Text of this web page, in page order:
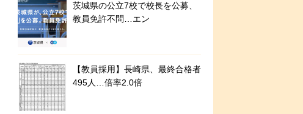
茨城県の公立7校で校長を公募、
教員免許不問…エン
【教員採用】長崎県、最終合格者
495人…倍率2.0倍